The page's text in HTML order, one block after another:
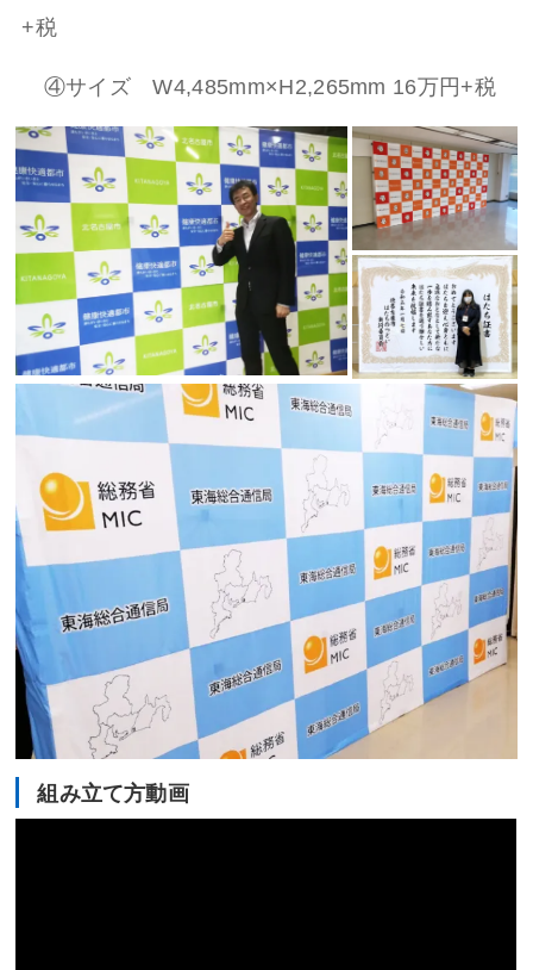
+税
④サイズ W4,485mm×H2,265mm 16万円+税
組み立て方動画